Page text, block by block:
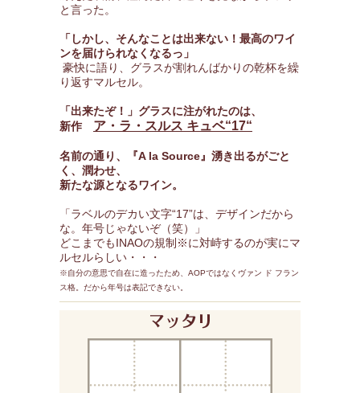
と言った。
「しかし、そんなことは出来ない！最高のワイ
ンを届けられなくなるっ」
豪快に語り、グラスが割れんばかりの乾杯を繰
り返すマルセル。
「出来たぞ！」グラスに注がれたのは、
新作 ア・ラ・スルス キュベ“17“
名前の通り、『A la Source』湧き出るがごと
く、潤わせ、
新たな源となるワイン。
「ラベルのデカい文字“17”は、デザインだから
な。年号じゃないぞ（笑）」
どこまでもINAOの規制※に対峙するのが実にマ
ルセルらしい・・・
※自分の意思で自在に造ったため、AOPではなくヴァン ド フラン
ス格。だから年号は表記できない。